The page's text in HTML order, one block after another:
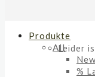
Leider
Produkte
All
%